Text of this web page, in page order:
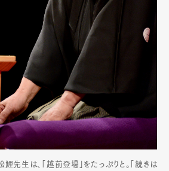
先生は、「越前登場」をたっぷりと。「続きは